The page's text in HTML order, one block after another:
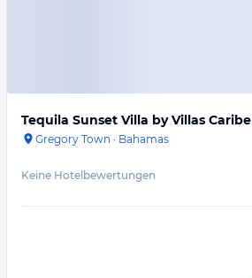
Tequila Sunset Villa by Villas Caribe
Gregory Town · Bahamas
Keine Hotelbewertungen